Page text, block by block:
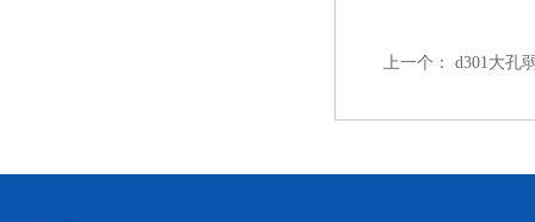
上一个： d301大孔